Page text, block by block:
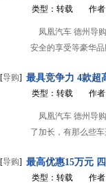
类型：转载 作
凤凰汽车 德州导
安全的享受等豪华
[导购] 最具竞争力 4款超
类型：转载 作
凤凰汽车 德州导
了加长，有那么些
[导购] 最高优惠15万元
类型：转载 作